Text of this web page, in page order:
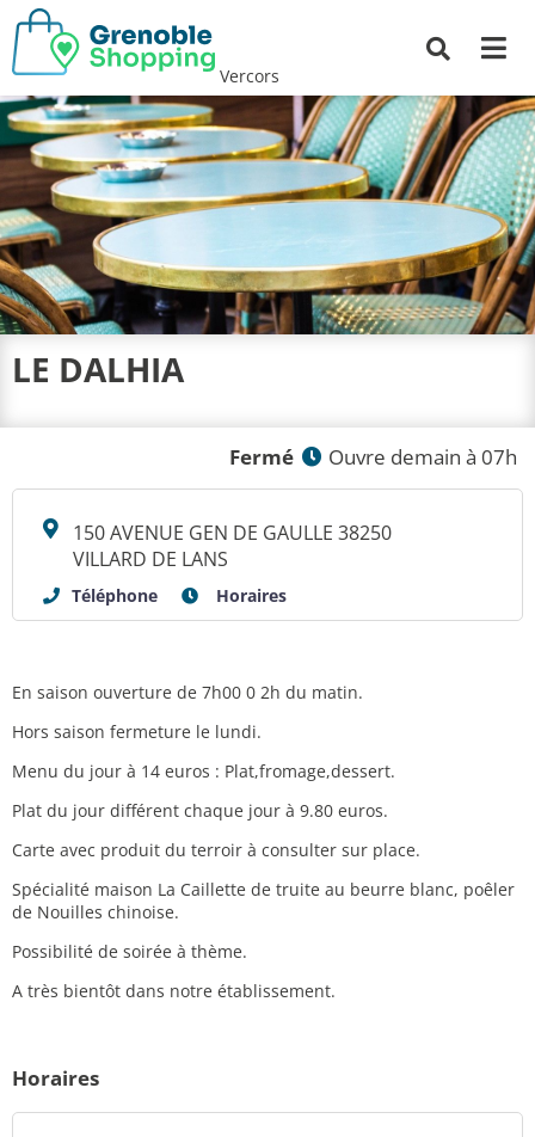
Vercors
LE DALHIA
Fermé Ouvre demain à 07h
150 AVENUE GEN DE GAULLE 38250
VILLARD DE LANS
Téléphone Horaires
En saison ouverture de 7h00 0 2h du matin.
Hors saison fermeture le lundi.
Menu du jour à 14 euros : Plat,fromage,dessert.
Plat du jour différent chaque jour à 9.80 euros.
Carte avec produit du terroir à consulter sur place.
Spécialité maison La Caillette de truite au beurre blanc, poêler
de Nouilles chinoise.
Possibilité de soirée à thème.
A très bientôt dans notre établissement.
Horaires